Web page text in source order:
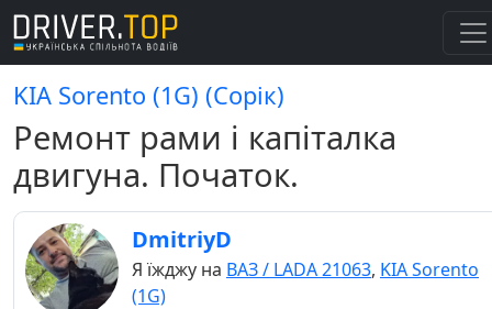
KIA Sorento (1G) (Сорік)
Ремонт рами і капіталка
двигуна. Початок.
DmitriyD
Я їжджу на ВАЗ / LADA 21063, KIA Sorento
(1G)